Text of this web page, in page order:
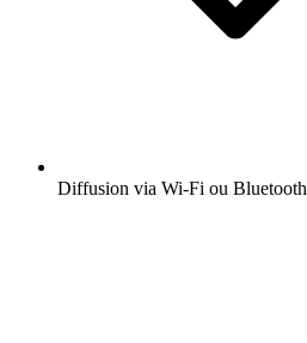
Diffusion via Wi-Fi ou Bluetooth